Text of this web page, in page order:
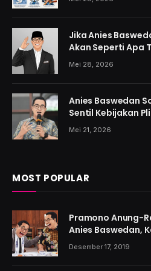
Jika Anies
Akan Seperti Apa
Mei 28, 2026
Anies Baswedan
Sentil Kebijakan
Mei 21, 2026
MOST POPULAR
Pramono Anung-
Anies Baswedan,
Putaran Kian
Desember 17, 2019